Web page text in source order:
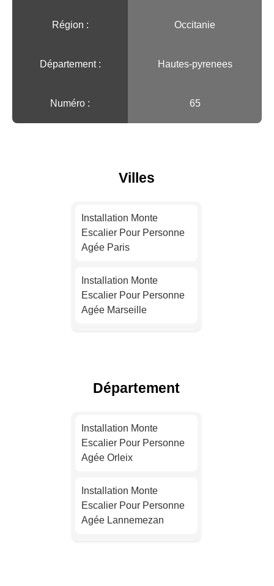
Région :️ Occitanie
Département : Hautes-pyrenees
Numéro : 65
Villes
Installation Monte
Escalier Pour Personne
Agée Paris
Installation Monte
Escalier Pour Personne
Agée Marseille
Agée Toulouse
Agée Nice
Département
Installation Monte
Escalier Pour Personne
Agée Orleix
Installation Monte
Escalier Pour Personne
Agée Lannemezan